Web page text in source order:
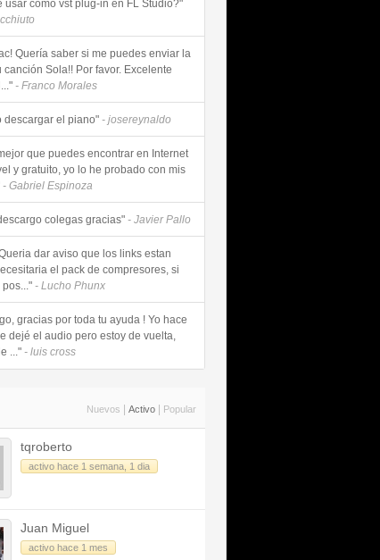
usar como vst plug-in en FL Studio?"
Quería saber si me puedes enviar la
canción Sola!! Por favor. Excelente
- Franco Morales
descargar el piano" - josereynaldo
que puedes encontrar en Internet
y gratuito, yo lo he probado con mis
- Gabriel Espinoza
colegas gracias" - Javier Pallo
dar aviso que los links estan
el pack de compresores, si
- Lucho Phunx
gracias por toda tu ayuda ! Yo hace
dejé el audio pero estoy de vuelta,
..." - luis cross
Nuevos Activo Popular
tqroberto
activo hace 1 semana, 1 dia
Juan Miguel
activo hace 1 mes